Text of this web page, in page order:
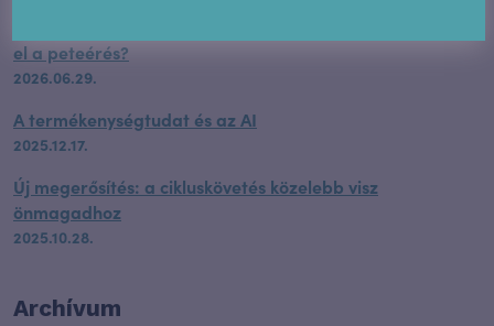
el a peteérés?
2026.06.29.
A termékenységtudat és az AI
2025.12.17.
Új megerősítés: a cikluskövetés közelebb visz
önmagadhoz
2025.10.28.
Archívum